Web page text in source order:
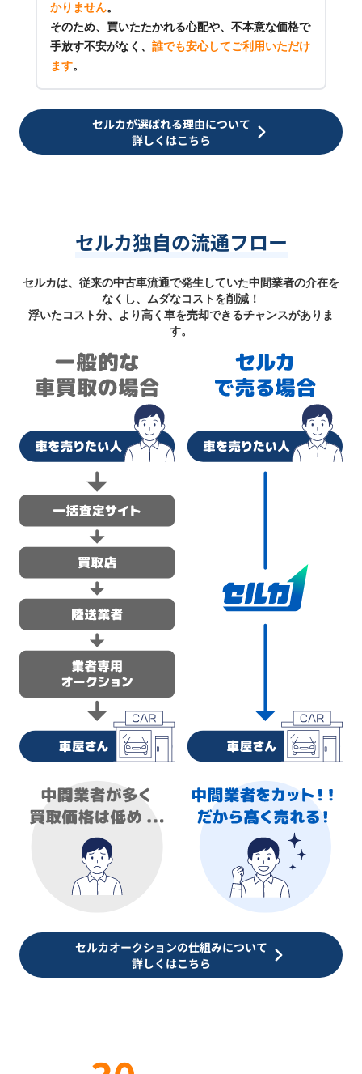
かりません。
そのため、買いたたかれる心配や、不本意な価格で
手放す不安がなく、 誰でも安心してご利用いただけ
ます。
セルカが選ばれる理由について
詳しくはこちら
セルカ独自の流通フロー
セルカは、従来の中古車流通で発生していた中間業者の介在を
なくし、ムダなコストを削減！
浮いたコスト分、より高く車を売却できるチャンスがありま
す。
セルカオークションの仕組みについて
詳しくはこちら